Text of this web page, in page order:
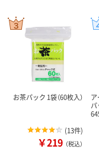
お茶パック 1袋（60枚入）
(13件)
￥219 （税込）
ア